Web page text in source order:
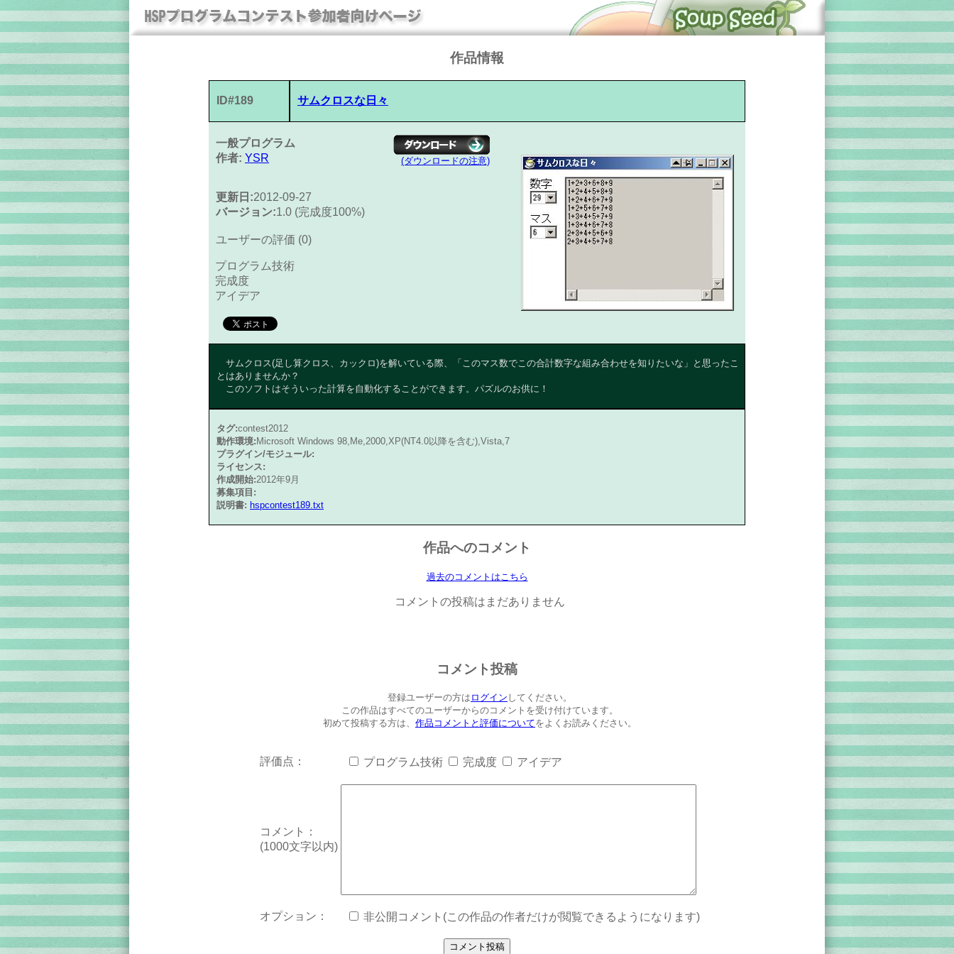
作品情報
ID#189 サムクロスな日々
一般プログラム
作者: YSR (ダウンロードの注意)
更新日:2012-09-27
バージョン:1.0 (完成度100%)
ユーザーの評価 (0)
プログラム技術
完成度
アイデア
サムクロス(足し算クロス、カックロ)を解いている際、「このマス数でこの合計数字な組み合わせを知りたいな」と思ったこ
とはありませんか？
このソフトはそういった計算を自動化することができます。パズルのお供に！
タグ:contest2012
動作環境: Microsoft Windows 98,Me,2000,XP(NT4.0以降を含む),Vista,7
プラグイン/モジュール:
ライセンス:
作成開始:2012年9月
募集項目:
説明書: hspcontest189.txt
作品へのコメント
過去のコメントはこちら
コメントの投稿はまだありません
コメント投稿
登録ユーザーの方は ログイン してください。
この作品はすべてのユーザーからのコメントを受け付けています。
初めて投稿する方は、 作品コメントと評価についてをよくお読みください。
評価点： プログラム技術 完成度 アイデア
コメント：
(1000文字以内)
オプション： 非公開コメント(この作品の作者だけが閲覧できるようになります)